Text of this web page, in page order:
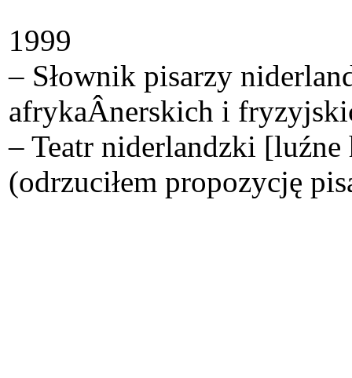
1999
– Słownik pisarzy
afrykaÂ­nerskich i
– Teatr niderlandzki
(odrzuciłem propozycję